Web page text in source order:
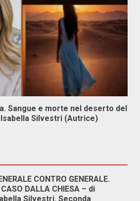
Sangue e morte nel deserto del
Silvestri (Autrice)
CONTRO GENERALE.
CASO DALLA CHIESA – di
Silvestri. Seconda